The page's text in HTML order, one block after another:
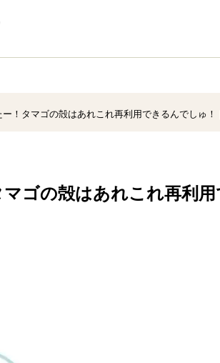
！タマゴの殻はあれこれ再利用できるんでしゅ！
ゴの殻はあれこれ再利